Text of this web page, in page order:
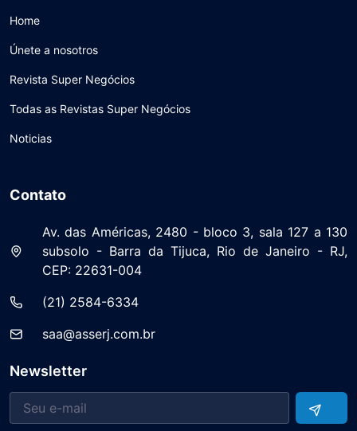
Home
Únete a nosotros
Revista Super Negócios
Todas as Revistas Super Negócios
Noticias
Contato
Av. das Américas, 2480 - bloco 3, sala 127 a 130
subsolo - Barra da Tijuca, Rio de Janeiro - RJ,
CEP: 22631-004
(21) 2584-6334
saa@asserj.com.br
Newsletter